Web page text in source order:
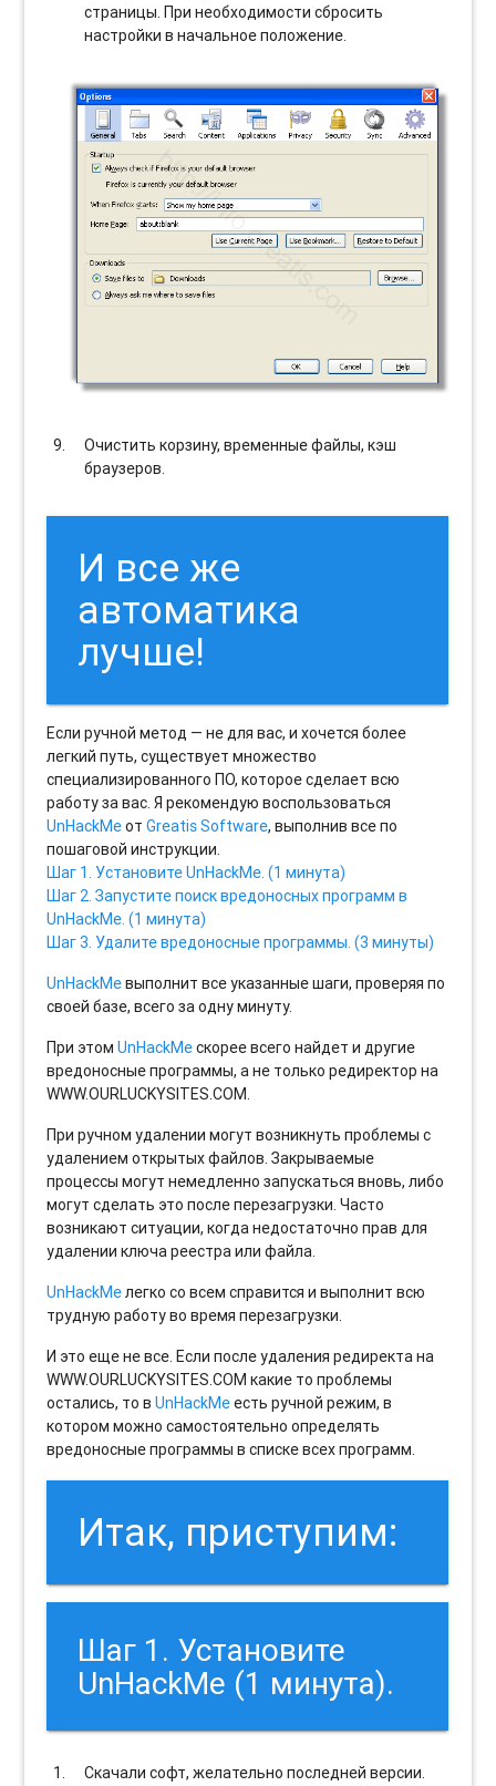
страницы. При необходимости сбросить
настройки в начальное положение.
Очистить корзину, временные файлы, кэш
браузеров.
И все же
автоматика
лучше!
Если ручной метод — не для вас, и хочется более
легкий путь, существует множество
специализированного ПО, которое сделает всю
работу за вас. Я рекомендую воспользоваться
UnHackMeотGreatis Software, выполнив все по
пошаговой инструкции.
Шаг 1. Установите UnHackMe. (1 минута)
Шаг 2. Запустите поиск вредоносных программ в
UnHackMe. (1 минута)
Шаг 3. Удалите вредоносные программы. (3 минуты)
UnHackMeвыполнит все указанные шаги, проверяя по
своей базе, всего за одну минуту.
При этомUnHackMeскорее всего найдет и другие
вредоносные программы, а не только редиректор на
WWW.OURLUCKYSITES.COM.
При ручном удалении могут возникнуть проблемы с
удалением открытых файлов. Закрываемые
процессы могут немедленно запускаться вновь, либо
могут сделать это после перезагрузки. Часто
возникают ситуации, когда недостаточно прав для
удалении ключа реестра или файла.
UnHackMeлегко со всем справится и выполнит всю
трудную работу во время перезагрузки.
И это еще не все. Если после удаления редиректа на
WWW.OURLUCKYSITES.COM какие то проблемы
остались, то вUnHackMeесть ручной режим, в
котором можно самостоятельно определять
вредоносные программы в списке всех программ.
Итак, приступим:
Шаг 1. Установите
UnHackMe (1 минута).
Скачали софт, желательно последней версии.